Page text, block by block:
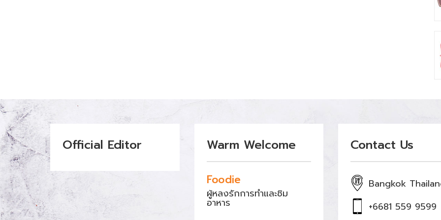
Official Editor Warm Welcome
Foodie
ผู้หลงรักการทำและชิม
อาหาร
Contact Us
Bangkok
+6681 559 9599